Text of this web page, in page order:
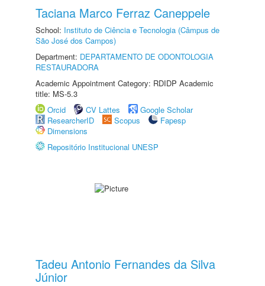
Taciana Marco Ferraz Caneppele
School: Instituto de Ciência e Tecnologia (Câmpus de
São José dos Campos)
Department: DEPARTAMENTO DE ODONTOLOGIA
RESTAURADORA
Academic Appointment Category: RDIDP Academic
title: MS-5.3
Orcid
CV Lattes
Google Scholar
ResearcherID
Scopus
Fapesp
Dimensions
Repositório Institucional UNESP
Tadeu Antonio Fernandes da Silva
Júnior